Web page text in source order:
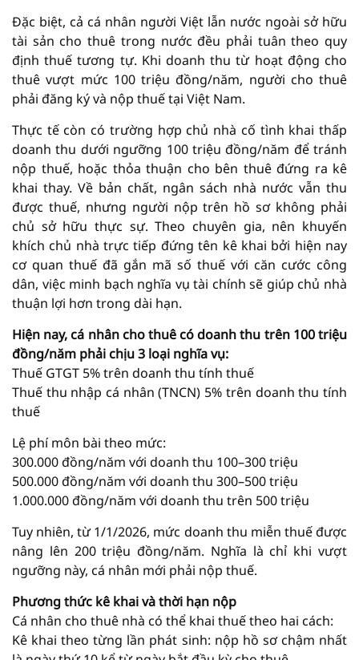
Đặc biệt, cả cá nhân người Việt lẫn nước ngoài sở hữu
tài sản cho thuê trong nước đều phải tuân theo quy
định thuế tương tự. Khi doanh thu từ hoạt động cho
thuê vượt mức 100 triệu đồng/năm, người cho thuê
phải đăng ký và nộp thuế tại Việt Nam.
Thực tế còn có trường hợp chủ nhà cố tình khai thấp
doanh thu dưới ngưỡng 100 triệu đồng/năm để tránh
nộp thuế, hoặc thỏa thuận cho bên thuê đứng ra kê
khai thay. Về bản chất, ngân sách nhà nước vẫn thu
được thuế, nhưng người nộp trên hồ sơ không phải
chủ sở hữu thực sự. Theo chuyên gia, nên khuyến
khích chủ nhà trực tiếp đứng tên kê khai bởi hiện nay
cơ quan thuế đã gắn mã số thuế với căn cước công
dân, việc minh bạch nghĩa vụ tài chính sẽ giúp chủ nhà
thuận lợi hơn trong dài hạn.
Hiện nay, cá nhân cho thuê có doanh thu trên 100 triệu
đồng/năm phải chịu 3 loại nghĩa vụ:
Thuế GTGT 5% trên doanh thu tính thuế
Thuế thu nhập cá nhân (TNCN) 5% trên doanh thu tính
thuế
Lệ phí môn bài theo mức:
300.000 đồng/năm với doanh thu 100–300 triệu
500.000 đồng/năm với doanh thu 300–500 triệu
1.000.000 đồng/năm với doanh thu trên 500 triệu
Tuy nhiên, từ 1/1/2026, mức doanh thu miễn thuế được
nâng lên 200 triệu đồng/năm. Nghĩa là chỉ khi vượt
ngưỡng này, cá nhân mới phải nộp thuế.
Phương thức kê khai và thời hạn nộp
Cá nhân cho thuê nhà có thể khai thuế theo hai cách:
Kê khai theo từng lần phát sinh: nộp hồ sơ chậm nhất